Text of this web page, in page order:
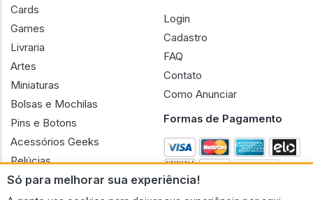
Só para melhorar sua experiência!
Cards
Games
Livraria
Artes
Miniaturas
Bolsas e Mochilas
Pins e Botons
Acessórios Geeks
Pelúcias
Bonecas
Login
Cadastro
FAQ
Contato
Como Anunciar
Formas de Pagamento